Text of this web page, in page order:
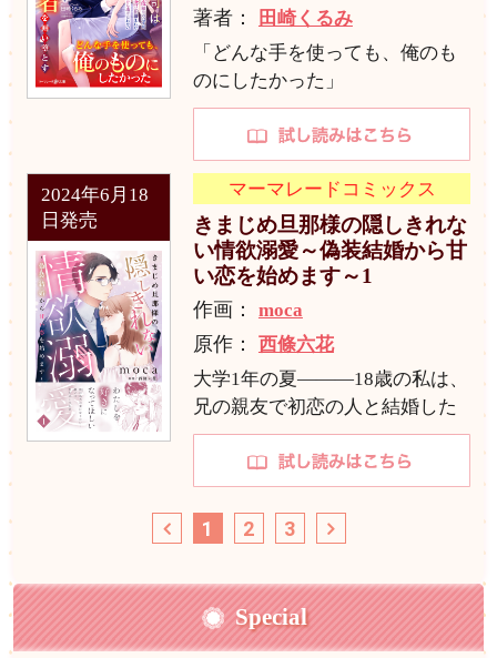
著者：
田崎くるみ
「どんな手を使っても、俺のも
のにしたかった」
2024年6月18
日発売
マーマレードコミックス
きまじめ旦那様の隠しきれな
い情欲溺愛～偽装結婚から甘
い恋を始めます～1
作画： moca
原作：
西條六花
大学1年の夏―――18歳の私は、
兄の親友で初恋の人と結婚した
1 2 3
Special